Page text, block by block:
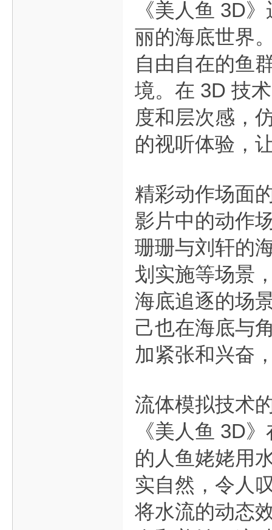
《美人鱼 3D
丽的海底世界
自由自在的鱼
境。在 3D 技
度和层次感，
的视听体验，
精彩动作场面
影片中的动作
珊珊与刘轩的
划实施等场景
海底追逐的场
己也在海底与
加紧张和兴奋
流体模拟技术
《美人鱼 3D
的人鱼姥姥用
实自然，令人
将水流的动态